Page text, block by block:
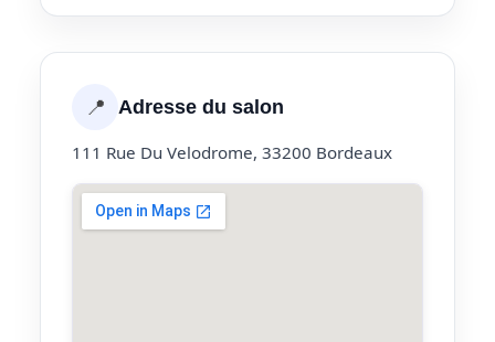
📍 Adresse du salon
111 Rue Du Velodrome, 33200 Bordeaux